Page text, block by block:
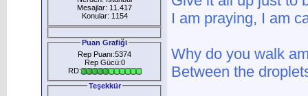
Mesajlar: 11.417
Konular: 1154
Puan Grafiği
Rep Puanı:5374
Rep Gücü:0
RD:
Teşekkür
I am praying, I am
Why do you walk
Between the